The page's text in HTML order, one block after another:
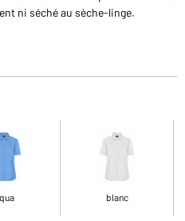
ni séché au sèche-linge.
blanc